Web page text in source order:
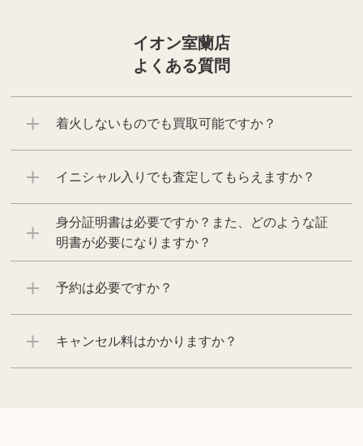
イオン室蘭店
よくある質問
着火しないものでも買取可能ですか？
イニシャル入りでも査定してもらえますか？
身分証明書は必要ですか？また、どのような証
明書が必要になりますか？
予約は必要ですか？
キャンセル料はかかりますか？